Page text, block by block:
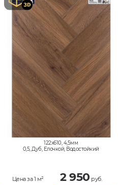
122x610, 4,5мм
0,5, Дуб, Елочкой, Водостойкий
Цена за 1 м² 2 950 руб.